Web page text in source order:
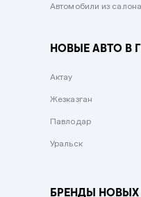
Вишневый
Автомобили из
НОВЫЕ АВТО В
Актау
Жезказган
Павлодар
Уральск
БРЕНДЫ НОВЫХ